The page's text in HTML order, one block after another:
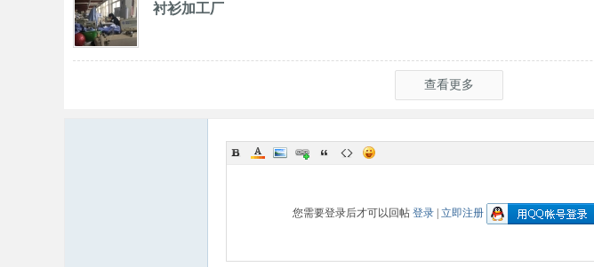
衬衫加工厂
查看更多
您需要登录后才可以回帖 登录 立即注册